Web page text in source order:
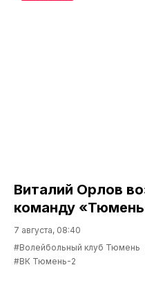
Виталий Орлов
команду
7 августа, 08:40
#Волейбольный клуб Тюмень
#ВК Тюмень-2